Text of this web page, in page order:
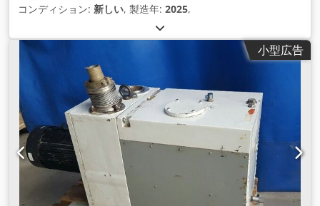
コンディション: 新しい, 製造年: 2025,
小型広告